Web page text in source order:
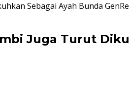
Sebagai Ayah Bunda GenRe
Juga Turut